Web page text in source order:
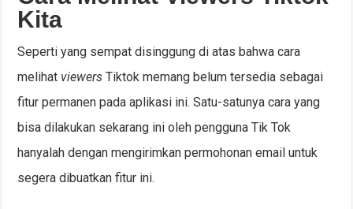
Kita
Seperti yang sempat disinggung di atas bahwa cara
melihat viewersTiktok memang belum tersedia sebagai
fitur permanen pada aplikasi ini. Satu-satunya cara yang
bisa dilakukan sekarang ini oleh pengguna Tik Tok
hanyalah dengan mengirimkan permohonan email untuk
segera dibuatkan fitur ini.